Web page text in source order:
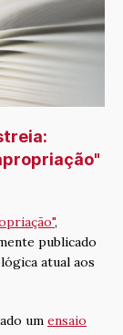
,
publicado
atual aos
um ensaio